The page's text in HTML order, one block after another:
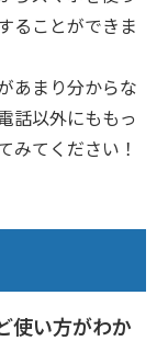
ることができま
あまり分からな
話以外にももっ
みてください！
使い方がわか